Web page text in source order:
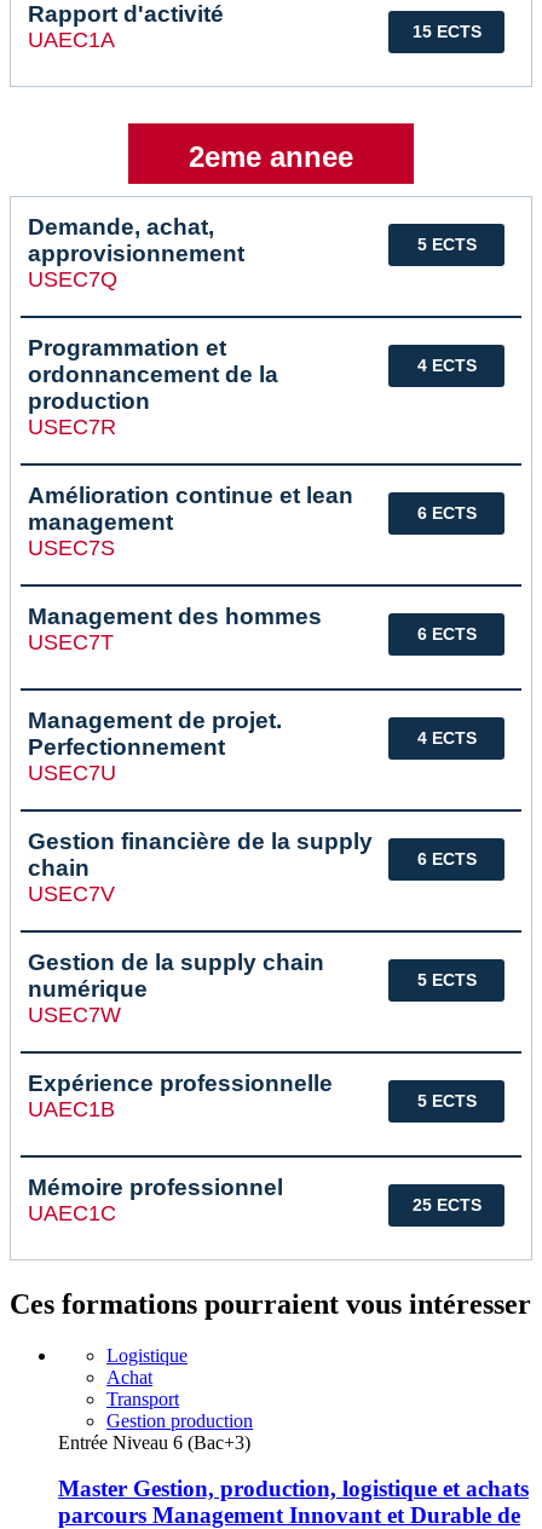
15 ECTS
Rapport d'activité
UAEC1A
2eme annee
5 ECTS
Demande, achat,
approvisionnement
USEC7Q
4 ECTS
Programmation et
ordonnancement de la
production
USEC7R
6 ECTS
Amélioration continue et lean
management
USEC7S
6 ECTS
Management des hommes
USEC7T
4 ECTS
Management de projet.
Perfectionnement
USEC7U
6 ECTS
Gestion financière de la supply
chain
USEC7V
5 ECTS
Gestion de la supply chain
numérique
USEC7W
5 ECTS
Expérience professionnelle
UAEC1B
25 ECTS
Mémoire professionnel
UAEC1C
Ces formations pourraient vous intéresser
Logistique
Achat
Transport
Gestion production
Entrée Niveau 6 (Bac+3)
Master Gestion, production, logistique et achats
parcours Management Innovant et Durable de